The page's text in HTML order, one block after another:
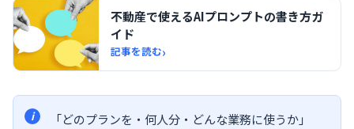
不動産で使えるAIプロンプトの書き方ガ
イド
記事を読む›
「どのプランを・何人分・どんな業務に使うか」